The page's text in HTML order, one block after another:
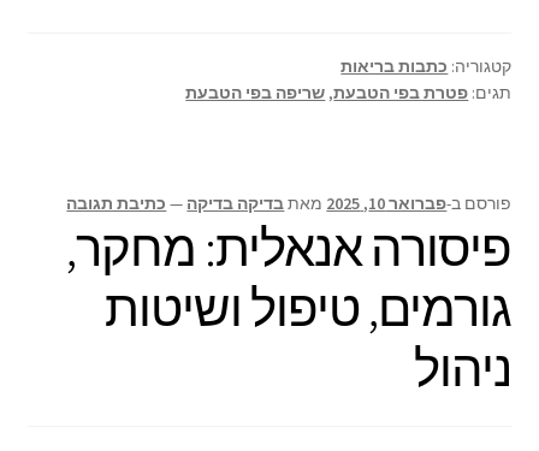
o
o
sA
p
n
ge
e
קטגוריה: כתבות בריאות
תגים: פטרת בפי הטבעת, שריפה בפי הטבעת
פורסם ב-פברואר 10, 2025 מאתבדיקה בדיקה — כתיבת תגובה
פיסורה אנאלית: מחקר,
גורמים, טיפול ושיטות
ניהול